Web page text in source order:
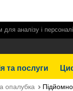
аналізу і
та послуги
опалубка